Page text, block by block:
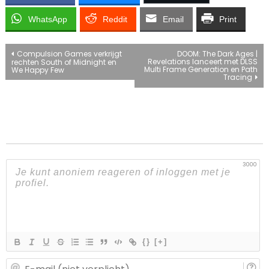
WhatsApp Reddit Email Print
Bericht
navigatie
Compulsion Games verkrijgt
rechten South of Midnight en
We Happy Few
DOOM: The Dark Ages |
Revelations lanceert met DLSS
Multi Frame Generation en Path
Tracing
3000
{} [+]